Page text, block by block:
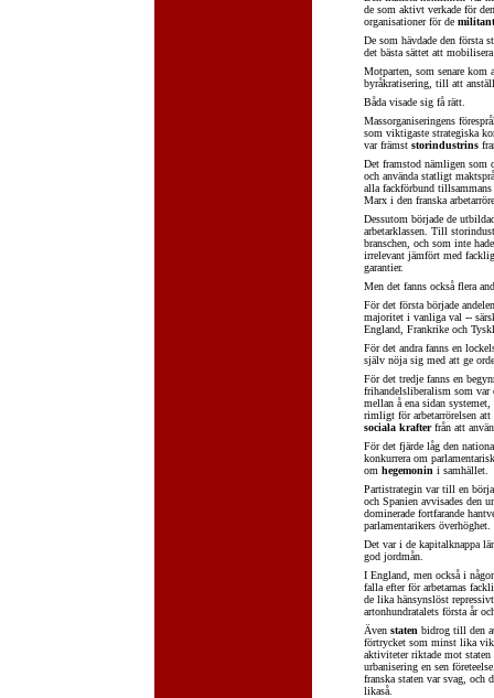
de som aktivt verkade för
organisationer för de
De som hävdade den första
det bästa sättet att
Motparten, som senare kom
byråkratisering, till att
Båda visade sig få rätt.
Massorganiseringens
som viktigaste strategiska
var främst storindustrins
Det framstod nämligen som
och använda statligt
alla fackförbund
Marx i den franska
Dessutom började de
arbetarklassen. Till
branschen, och som inte
irrelevant jämfört med
garantier.
Men det fanns också flera
För det första började
majoritet i vanliga val --
England, Frankrike och
För det andra fanns en
själv nöja sig med att ge
För det tredje fanns en
frihandelsliberalism som var
mellan å ena sidan
rimligt för arbetarrörelsen
sociala krafterfrån att
För det fjärde låg den
konkurrera om
om hegemonin i samhället.
Partistrategin var till en
och Spanien avvisades den
dominerade fortfarande
parlamentarikers överhöghet.
Det var i de kapitalknappa
god jordmån.
I England, men också i
falla efter för arbetarnas
de lika hänsynslöst
artonhundratalets första år
Även staten bidrog till den
förtrycket som minst lika
aktiviteter riktade mot staten
urbanisering en sen
franska staten var svag, och
likaså.